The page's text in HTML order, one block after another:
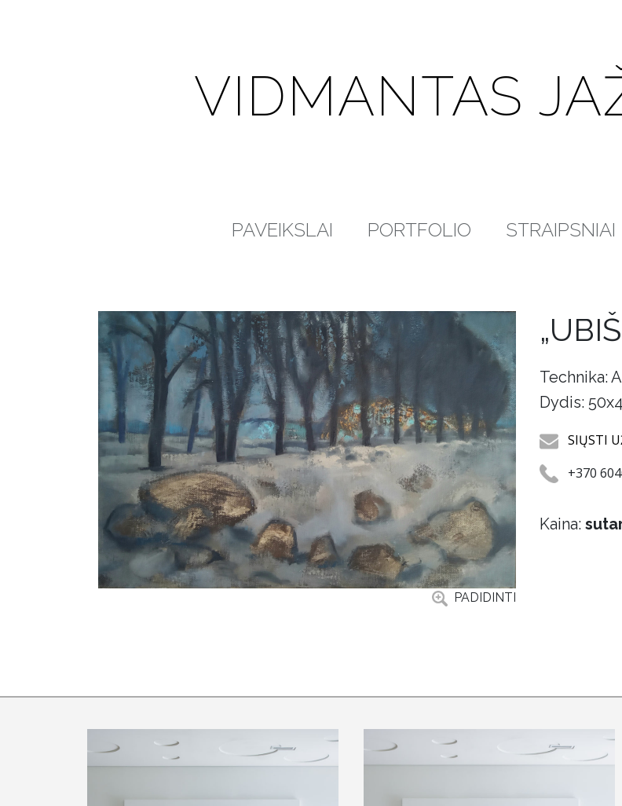
VIDMANTAS
PAVEIKSLAI PORTFOLIO STRAIPSNIAI
PADIDINTI
Technika:
Dydis:
SIŲSTI
+370
Kaina: